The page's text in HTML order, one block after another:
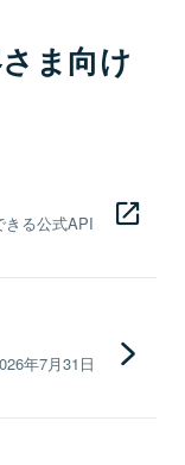
ま向け
きる公式API
年7月31日